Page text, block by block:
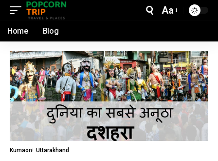
Aa
Home Blog
Kumaon Uttarakhand